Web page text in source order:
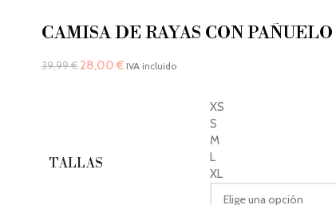
CAMISA DE RAYAS CON
39,99€ 28,00 € IVA incluido
TALLAS
XS
S
M
L
XL